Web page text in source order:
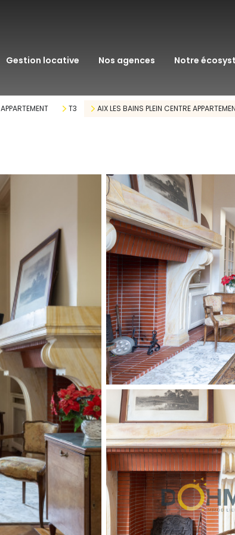
gestion locative nos agences notre
courtage en
APPARTEMENT T3 AIX LES BAINS PLEIN CENTRE